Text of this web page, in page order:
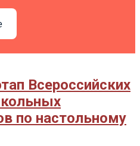
Всероссийских
по настольному